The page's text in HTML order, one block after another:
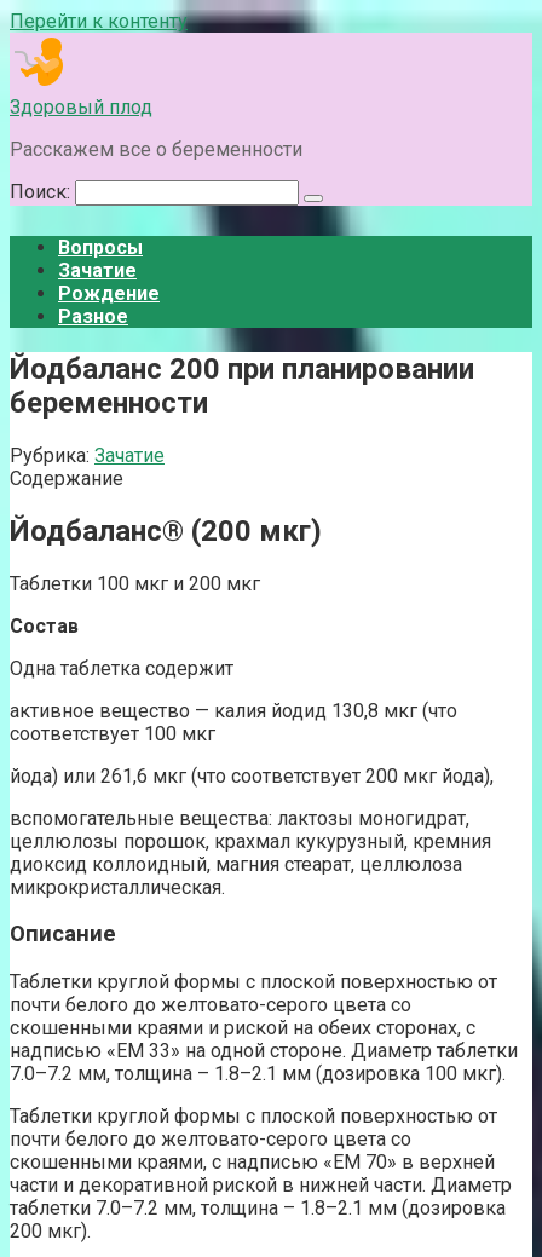
Перейти к контенту
Здоровый плод
Расскажем все о беременности
Поиск:
Вопросы
Зачатие
Рождение
Разное
Йодбаланс 200 при планировании
беременности
Рубрика: Зачатие
Содержание
Йодбаланс® (200 мкг)
Таблетки 100 мкг и 200 мкг
Cостав
Одна таблетка содержит
активное вещество — калия йодид 130,8 мкг (что
соответствует 100 мкг
йода) или 261,6 мкг (что соответствует 200 мкг йода),
вспомогательные вещества: лактозы моногидрат,
целлюлозы порошок, крахмал кукурузный, кремния
диоксид коллоидный, магния стеарат, целлюлоза
микрокристаллическая.
Описание
Таблетки круглой формы с плоской поверхностью от
почти белого до желтовато-серого цвета со
скошенными краями и риской на обеих сторонах, с
надписью «ЕМ 33» на одной стороне. Диаметр таблетки
7.0–7.2 мм, толщина – 1.8–2.1 мм (дозировка 100 мкг).
Таблетки круглой формы с плоской поверхностью от
почти белого до желтовато-серого цвета со
скошенными краями, с надписью «ЕМ 70» в верхней
части и декоративной риской в нижней части. Диаметр
таблетки 7.0–7.2 мм, толщина – 1.8–2.1 мм (дозировка
200 мкг).